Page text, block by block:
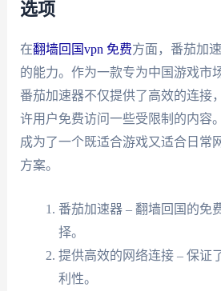
选项
在翻墙回国vpn 免费方面，番茄加
的能力。作为一款专为中国游戏市
番茄加速器不仅提供了高效的连接
许用户免费访问一些受限制的内容
成为了一个既适合游戏又适合日常
方案。
番茄加速器 – 翻墙回国的免
择。
提供高效的网络连接 – 保证
利性。